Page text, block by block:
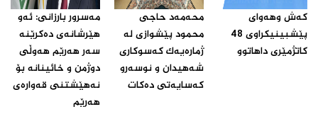
که‌ش وهه‌واى
پێشبینیکراوى 48
کاتژمێرى داهاتوو‌
محه‌مه‌د حاجى
محمود پێشوازى له‌
ژماره‌یه‌ک که‌سوکارى
شه‌هیدان و نوسه‌رو
که‌سایه‌تى ده‌کات ‌
مه‌سرور بارزانى: ئه‌و
هێرشانه‌ى ده‌کرێنه‌
سه‌ر هه‌رێم هه‌وڵى
دوژمن و خائینانه‌ بۆ
نه‌هێشتنى قه‌واره‌ى
هه‌رێم‌